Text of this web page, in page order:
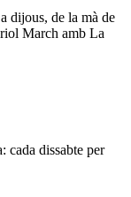
dijous, de la mà de
March amb La
cada dissabte per